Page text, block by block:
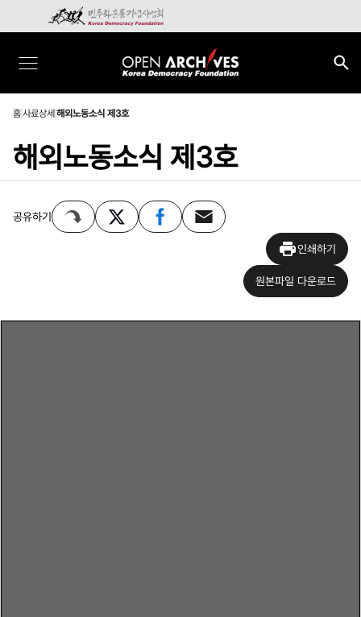
홈사료상세 해외노동소식 제3호
해외노동소식 제3호
공유하기
인쇄하기
원본파일 다운로드